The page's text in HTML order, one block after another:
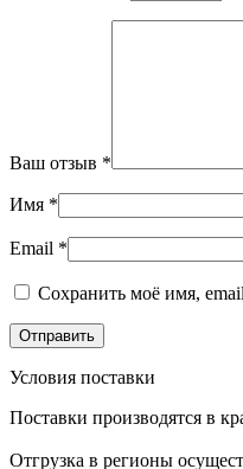
Ваш отзыв *
Имя *
Email *
Сохранить моё имя,
Условия поставки
Поставки производятся в
Отгрузка в регионы